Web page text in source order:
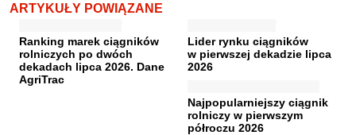
ARTYKUŁY POWIĄZANE
Ranking marek ciągników
rolniczych po dwóch
dekadach lipca 2026. Dane
AgriTrac
Lider rynku ciągników
w pierwszej dekadzie lipca
2026
Najpopularniejszy ciągnik
rolniczy w pierwszym
półroczu 2026